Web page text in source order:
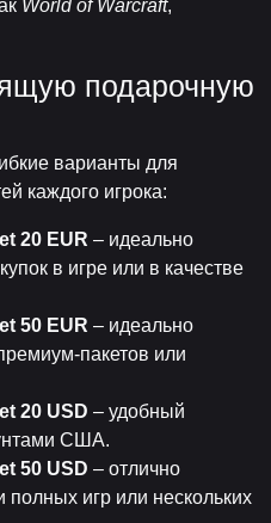
World of Warcraft,
подарочную
варианты для
каждого игрока:
20 EUR – идеально
в игре или в качестве
50 EUR – идеально
пакетов или
20 USD – удобный
США.
50 USD – отлично
полных игр или нескольких